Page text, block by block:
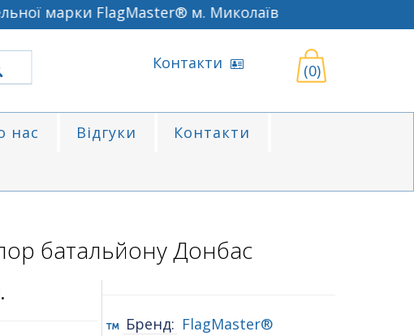
марки FlagMaster® м. Миколаїв
Контакти (0)
нас Відгуки
Контакти
батальйону Донбас
Бренд: FlagMaster®